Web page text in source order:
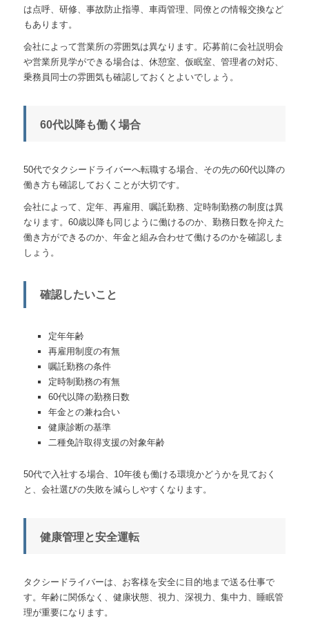
は点呼、研修、事故防止指導、車両管理、同僚との情報交換など
もあります。
会社によって営業所の雰囲気は異なります。応募前に会社説明会
や営業所見学ができる場合は、休憩室、仮眠室、管理者の対応、
乗務員同士の雰囲気も確認しておくとよいでしょう。
60代以降も働く場合
50代でタクシードライバーへ転職する場合、その先の60代以降の
働き方も確認しておくことが大切です。
会社によって、定年、再雇用、嘱託勤務、定時制勤務の制度は異
なります。60歳以降も同じように働けるのか、勤務日数を抑えた
働き方ができるのか、年金と組み合わせて働けるのかを確認しま
しょう。
確認したいこと
定年年齢
再雇用制度の有無
嘱託勤務の条件
定時制勤務の有無
60代以降の勤務日数
年金との兼ね合い
健康診断の基準
二種免許取得支援の対象年齢
50代で入社する場合、10年後も働ける環境かどうかを見ておく
と、会社選びの失敗を減らしやすくなります。
健康管理と安全運転
タクシードライバーは、お客様を安全に目的地まで送る仕事で
す。年齢に関係なく、健康状態、視力、深視力、集中力、睡眠管
理が重要になります。